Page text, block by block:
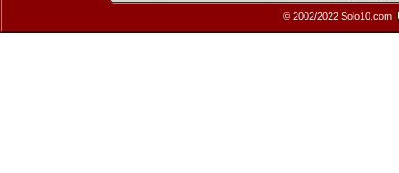
© 2002/2022 Solo10.com